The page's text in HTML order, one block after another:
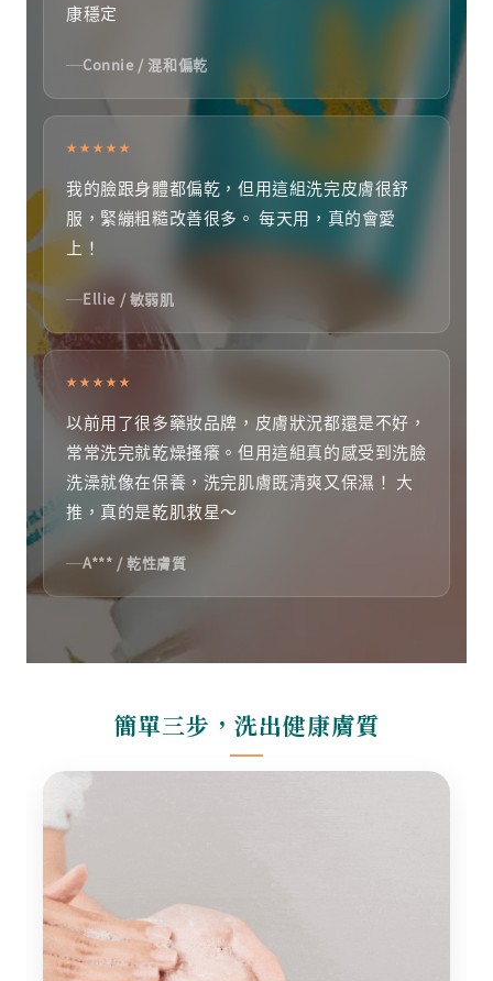
康穩定
Connie / 混和偏乾
★★★★★
我的臉跟身體都偏乾，但用這組洗完皮膚很舒
服，緊繃粗糙改善很多。 每天用，真的會愛
上！
Ellie / 敏弱肌
★★★★★
以前用了很多藥妝品牌，皮膚狀況都還是不好，
常常洗完就乾燥搔癢。但用這組真的感受到洗臉
洗澡就像在保養，洗完肌膚既清爽又保濕！ 大
推，真的是乾肌救星～
A*** / 乾性膚質
簡單三步，洗出健康膚質